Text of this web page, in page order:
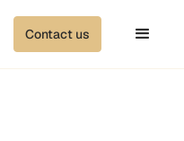
Contact us